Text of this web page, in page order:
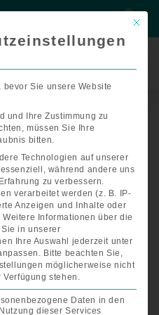
DE08L
elektrische
DE08L
lässt sich mit nur einem
kann somit spielend
Mit dem vielfältigen
wir für jeden Kunden die
Antrieb und die starken
bis zu 60 km. Der
sortiert:
aufsteigend
Mit
Sie unsere Website
und Ihre Zustimmung zu
müssen Sie Ihre
bitten.
Technologien auf unserer
während andere uns
zu verbessern.
verarbeitet werden (z. B. IP-
Anzeigen und Inhalte oder
Weitere Informationen über die
in unserer
Ihre Auswahl jederzeit unter
Bitte beachten Sie,
möglicherweise nicht
stehen.
Daten in den
dieser Services